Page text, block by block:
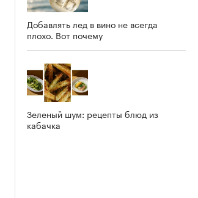
Добавлять лед в вино не всегда
плохо. Вот почему
Зеленый шум: рецепты блюд из
кабачка